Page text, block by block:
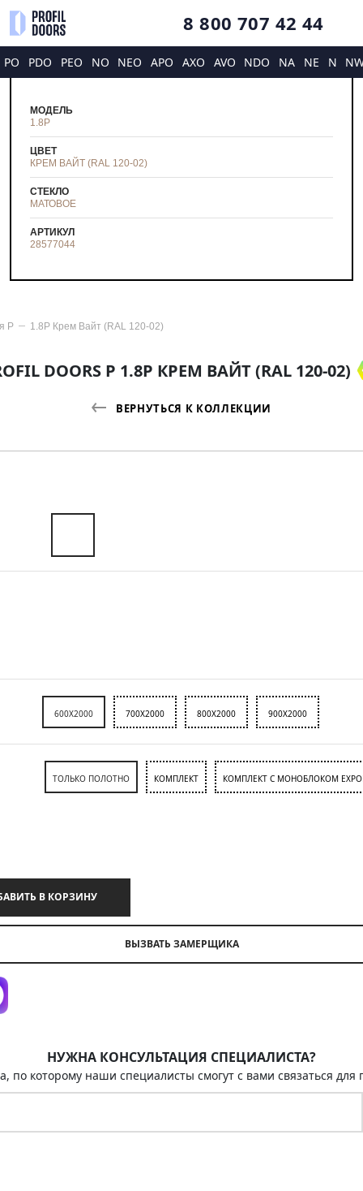
8 800 707 42 44
PO PDO PEO NO NEO APO AXO AVO NDO NA NE N
МОДЕЛЬ
1.8P
ЦВЕТ
КРЕМ ВАЙТ (RAL 120-02)
СТЕКЛО
МАТОВОЕ
АРТИКУЛ
28577044
P 1.8P Крем Вайт (RAL 120-02)
DOORS P 1.8P КРЕМ ВАЙТ (RAL 120-02)
ВЕРНУТЬСЯ К КОЛЛЕКЦИИ
600X2000 700X2000 800X2000 900X2000
ТОЛЬКО ПОЛОТНО КОМПЛЕКТ КОМПЛЕКТ С МОНОБЛОКОМ
ДОБАВИТЬ В КОРЗИНУ
ВЫЗВАТЬ ЗАМЕРЩИКА
НУЖНА КОНСУЛЬТАЦИЯ СПЕЦИАЛИСТА?
по которому наши специалисты смогут с вами связаться для